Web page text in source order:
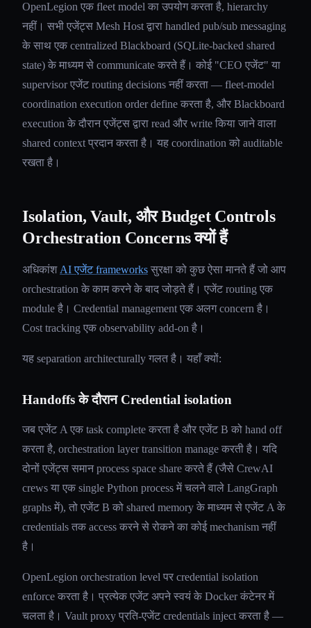
OpenLegion एक fleet model का उपयोग करता है, hierarchy
नहीं। सभी एजेंट्स Mesh Host द्वारा handled pub/sub messaging
के साथ एक centralized Blackboard (SQLite-backed shared
state) के माध्यम से communicate करते हैं। कोई "CEO एजेंट" या
supervisor एजेंट routing decisions नहीं करता — fleet-model
coordination execution order define करता है, और Blackboard
execution के दौरान एजेंट्स द्वारा read और write किया जाने वाला
shared context प्रदान करता है। यह coordination को auditable
रखता है।
Isolation, Vault, और Budget Controls
Orchestration Concerns क्यों हैं
अधिकांश AI एजेंट frameworks सुरक्षा को कुछ ऐसा मानते हैं जो आप
orchestration के काम करने के बाद जोड़ते हैं। एजेंट routing एक
module है। Credential management एक अलग concern है।
Cost tracking एक observability add-on है।
यह separation architecturally गलत है। यहाँ क्यों:
Handoffs के दौरान Credential isolation
जब एजेंट A एक task complete करता है और एजेंट B को hand off
करता है, orchestration layer transition manage करती है। यदि
दोनों एजेंट्स समान process space share करते हैं (जैसे CrewAI
crews या एक single Python process में चलने वाले LangGraph
graphs में), तो एजेंट B को shared memory के माध्यम से एजेंट A के
credentials तक access करने से रोकने का कोई mechanism नहीं
है।
OpenLegion orchestration level पर credential isolation
enforce करता है। प्रत्येक एजेंट अपने स्वयं के Docker कंटेनर में
चलता है। Vault proxy प्रति-एजेंट credentials inject करता है —